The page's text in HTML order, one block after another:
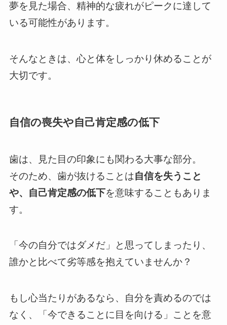
夢を見た場合、精神的な疲れがピークに達して
いる可能性があります。
そんなときは、心と体をしっかり休めることが
大切です。
自信の喪失や自己肯定感の低下
歯は、見た目の印象にも関わる大事な部分。
そのため、歯が抜けることは自信を失うこと
や、自己肯定感の低下を意味することもありま
す。
「今の自分ではダメだ」と思ってしまったり、
誰かと比べて劣等感を抱えていませんか？
もし心当たりがあるなら、自分を責めるのでは
なく、「今できることに目を向ける」ことを意